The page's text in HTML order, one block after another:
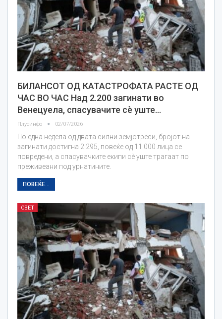
БИЛАНСОТ ОД КАТАСТРОФАТА РАСТЕ ОД
ЧАС ВО ЧАС Над 2.200 загинати во
Венецуела, спасувачите сè уште…
Плусинфо 02/07/2026
По една недела од двата силни земјотреси, бројот на
загинати достигна 2.295, повеќе од 11.000 лица се
повредени, а спасувачките екипи сè уште трагаат по
преживеани под урнатините.
ПОВЕЌЕ...
СВЕТ